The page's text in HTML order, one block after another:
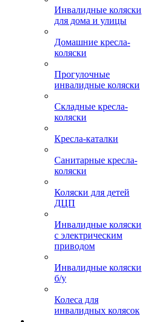
Инвалидные коляски
для дома и улицы
Домашние кресла-
коляски
Прогулочные
инвалидные коляски
Складные кресла-
коляски
Кресла-каталки
Санитарные кресла-
коляски
Коляски для детей
ДЦП
Инвалидные коляски
с электрическим
приводом
Инвалидные коляски
б/у
Колеса для
инвалидных колясок